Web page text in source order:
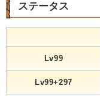
ステータス
Lv99
Lv99+297